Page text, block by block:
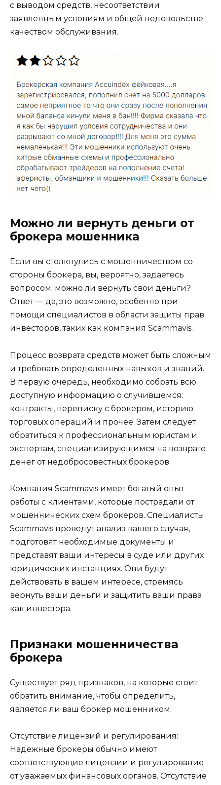
с выводом средств, несоответствии
заявленным условиям и общей недовольстве
качеством обслуживания.
Можно ли вернуть деньги от
брокера мошенника
Если вы столкнулись с мошенничеством со
стороны брокера, вы, вероятно, задаетесь
вопросом: можно ли вернуть свои деньги?
Ответ — да, это возможно, особенно при
помощи специалистов в области защиты прав
инвесторов, таких как компания Scammavis.
Процесс возврата средств может быть сложным
и требовать определенных навыков и знаний.
В первую очередь, необходимо собрать всю
доступную информацию о случившемся:
контракты, переписку с брокером, историю
торговых операций и прочее. Затем следует
обратиться к профессиональным юристам и
экспертам, специализирующимся на возврате
денег от недобросовестных брокеров.
Компания Scammavis имеет богатый опыт
работы с клиентами, которые пострадали от
мошеннических схем брокеров. Специалисты
Scammavis проведут анализ вашего случая,
подготовят необходимые документы и
представят ваши интересы в суде или других
юридических инстанциях. Они будут
действовать в вашем интересе, стремясь
вернуть ваши деньги и защитить ваши права
как инвестора.
Признаки мошенничества
брокера
Существует ряд признаков, на которые стоит
обратить внимание, чтобы определить,
является ли ваш брокер мошенником:
Отсутствие лицензий и регулирования:
Надежные брокеры обычно имеют
соответствующие лицензии и регулирование
от уважаемых финансовых органов. Отсутствие